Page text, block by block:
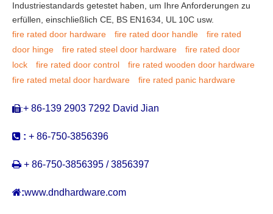
Industriestandards getestet haben, um Ihre Anforderungen zu
erfüllen, einschließlich CE, BS EN1634, UL 10C usw.
fire rated door hardware
fire rated door handle
fire rated
door hinge
fire rated steel door hardware
fire rated door
lock
fire rated door control
fire rated wooden door hardware
fire rated metal door hardware
fire rated panic hardware
:+ 86-139 2903 7292 David Jian
 : + 86-750-3856396
 + 86-750-3856395 / 3856397
:www.dndhardware.com